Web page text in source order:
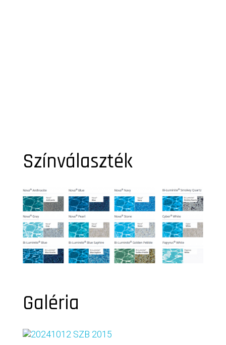
Színválaszték
Galéria